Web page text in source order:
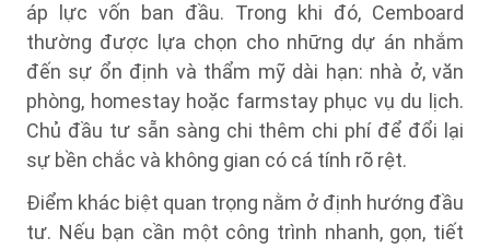
áp lực vốn ban đầu. Trong khi đó, Cemboard
thường được lựa chọn cho những dự án nhắm
đến sự ổn định và thẩm mỹ dài hạn: nhà ở, văn
phòng, homestay hoặc farmstay phục vụ du lịch.
Chủ đầu tư sẵn sàng chi thêm chi phí để đổi lại
sự bền chắc và không gian có cá tính rõ rệt.
Điểm khác biệt quan trọng nằm ở định hướng đầu
tư. Nếu bạn cần một công trình nhanh, gọn, tiết